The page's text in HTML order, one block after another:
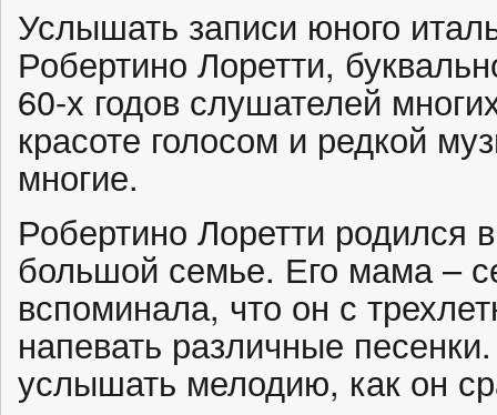
Услышать записи юного
Робертино Лоретти,
60-х годов слушателей
красоте голосом и редкой
многие.
Робертино Лоретти родился
большой семье. Его мама –
вспоминала, что он с
напевать различные
услышать мелодию, как он